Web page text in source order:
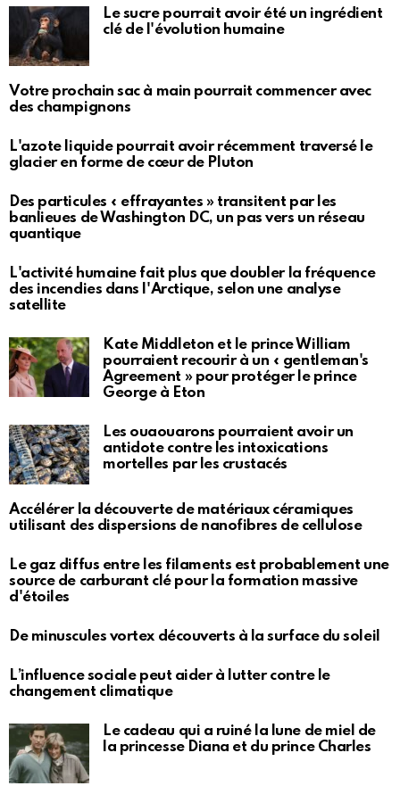
Le sucre pourrait avoir été un ingrédient
clé de l'évolution humaine
Votre prochain sac à main pourrait commencer avec
des champignons
L'azote liquide pourrait avoir récemment traversé le
glacier en forme de cœur de Pluton
Des particules « effrayantes » transitent par les
banlieues de Washington DC, un pas vers un réseau
quantique
L'activité humaine fait plus que doubler la fréquence
des incendies dans l'Arctique, selon une analyse
satellite
Kate Middleton et le prince William
pourraient recourir à un « gentleman's
Agreement » pour protéger le prince
George à Eton
Les ouaouarons pourraient avoir un
antidote contre les intoxications
mortelles par les crustacés
Accélérer la découverte de matériaux céramiques
utilisant des dispersions de nanofibres de cellulose
Le gaz diffus entre les filaments est probablement une
source de carburant clé pour la formation massive
d'étoiles
De minuscules vortex découverts à la surface du soleil
L’influence sociale peut aider à lutter contre le
changement climatique
Le cadeau qui a ruiné la lune de miel de
la princesse Diana et du prince Charles